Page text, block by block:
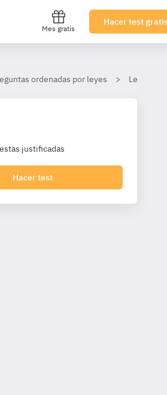
Mes gratis
Hacer test
ordenadas por leyes Ley 13/
justificadas
Hacer test